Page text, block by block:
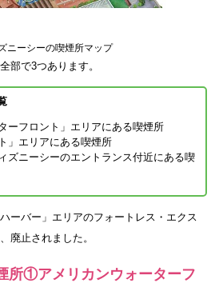
ニーシーの喫煙所マップ
部で3つあります。
ーフロント」エリアにある喫煙所
」エリアにある喫煙所
ズニーシーのエントランス付近にある喫
ーバー」エリアのフォートレス・エクス
廃止されました。
所①アメリカンウォーターフ